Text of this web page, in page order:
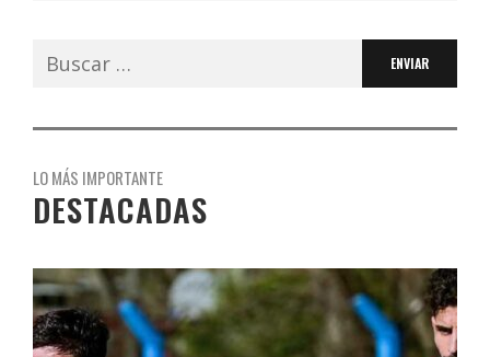
Buscar:
LO MÁS IMPORTANTE
DESTACADAS